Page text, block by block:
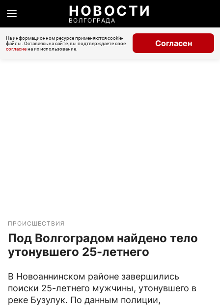
НОВОСТИ
ВОЛГОГРАДА
На информационном ресурсе применяются cookie-
файлы. Оставаясь на сайте, вы подтверждаете свое
согласиена их использование.
Согласен
ПРОИСШЕСТВИЯ
Под Волгоградом найдено тело
утонувшего 25-летнего
В Новоаннинском районе завершились
поиски 25-летнего мужчины, утонувшего в
реке Бузулук. По данным полиции,